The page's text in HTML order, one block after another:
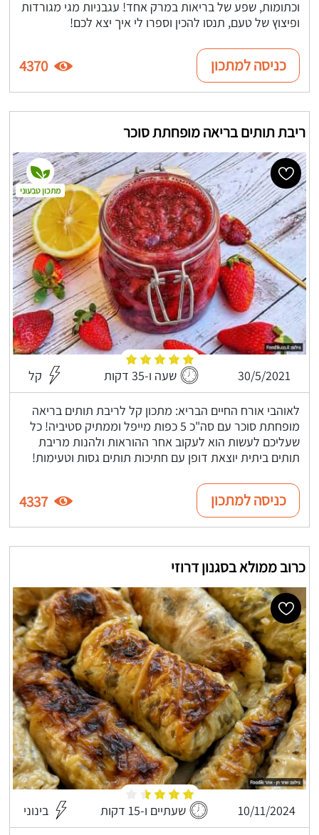
וכתומות, שפע של בריאות במרק אחד! עגבניות מגי מגורדות
ופיצוץ של טעם, תנסו להכין וספרו לי איך יצא לכם!
כניסה למתכון 4370
ריבת תותים בריאה מופחתת סוכר
30/5/2021 שעה ו-35 דקות קל
לאוהבי אורח החיים הבריא: מתכון קל לריבת תותים בריאה
מופחתת סוכר עם סה"כ 5 כפות מייפל וממתיק סטיביה! כל
שעליכם לעשות הוא לעקוב אחר ההוראות ולהנות מריבת
תותים ביתית יוצאת דופן עם חתיכות תותים גסות וטעימות!
מתכון טבעוני
כניסה למתכון 4337
כרוב ממולא בסגנון דרוזי
10/11/2024 שעתיים ו-15 דקות בינוני